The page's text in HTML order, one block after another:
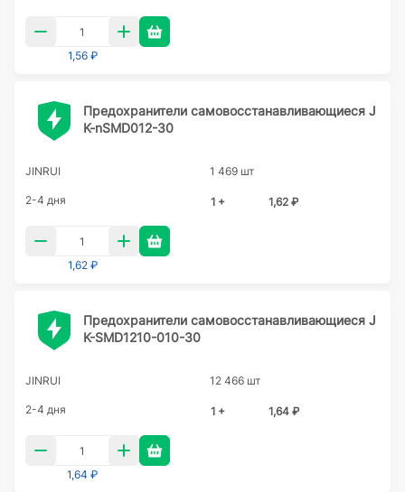
1,56 ₽
Предохранители самовосстанавливающиеся J
K-nSMD012-30
JINRUI 1 469 шт
2-4 дня 1 + 1,62 ₽
1,62 ₽
Предохранители самовосстанавливающиеся J
K-SMD1210-010-30
JINRUI 12 466 шт
2-4 дня 1 + 1,64 ₽
1,64 ₽